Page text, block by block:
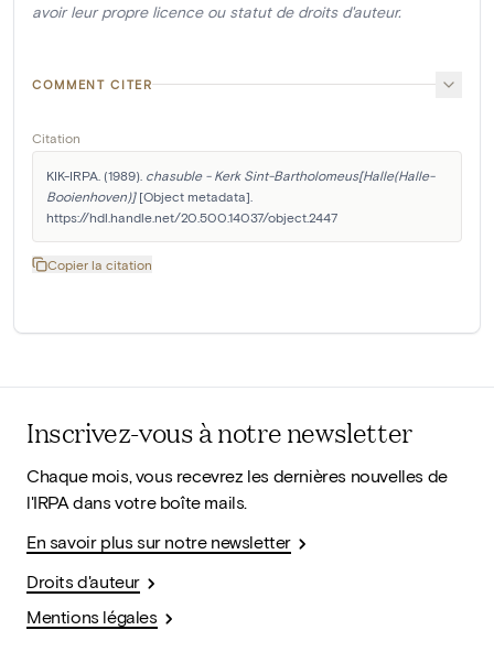
avoir leur propre licence ou statut de droits d'auteur.
COMMENT CITER
Citation
KIK-IRPA. (1989). chasuble - Kerk Sint-Bartholomeus[Halle(Halle-
Booienhoven)] [Object metadata].
https://hdl.handle.net/20.500.14037/object.2447
Copier la citation
Inscrivez-vous à notre newsletter
Chaque mois, vous recevrez les dernières nouvelles de
l'IRPA dans votre boîte mails.
En savoir plus sur notre newsletter
Droits d'auteur
Mentions légales